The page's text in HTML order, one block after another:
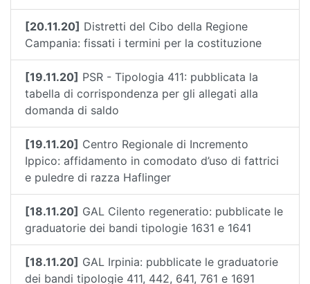
[20.11.20] Distretti del Cibo della Regione
Campania: fissati i termini per la costituzione
[19.11.20] PSR - Tipologia 411: pubblicata la
tabella di corrispondenza per gli allegati alla
domanda di saldo
[19.11.20] Centro Regionale di Incremento
Ippico: affidamento in comodato d’uso di fattrici
e puledre di razza Haflinger
[18.11.20] GAL Cilento regeneratio: pubblicate le
graduatorie dei bandi tipologie 1631 e 1641
[18.11.20] GAL Irpinia: pubblicate le graduatorie
dei bandi tipologie 411, 442, 641, 761 e 1691